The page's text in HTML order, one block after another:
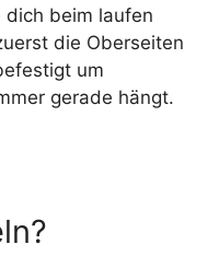
dich beim laufen
die Oberseiten
um
gerade hängt.